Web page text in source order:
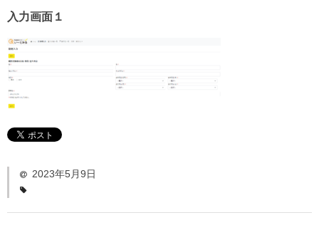
ホーム
最新情報
「い〜とみるワーク」
ダウンロード
入力画面１
2023年5月9日